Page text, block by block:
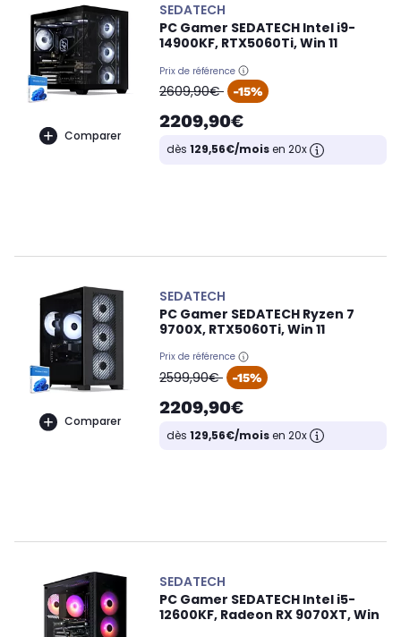
Comparer
SEDATECH
PC Gamer SEDATECH Intel i9-
14900KF, RTX5060Ti, Win 11
Prix de référence
oldPrice
2609,90€ -15%
2209,90€
dès 129,56€/moisen 20x
Comparer
SEDATECH
PC Gamer SEDATECH Ryzen 7
9700X, RTX5060Ti, Win 11
Prix de référence
oldPrice
2599,90€ -15%
2209,90€
dès 129,56€/moisen 20x
SEDATECH
PC Gamer SEDATECH Intel i5-
12600KF, Radeon RX 9070XT, Win